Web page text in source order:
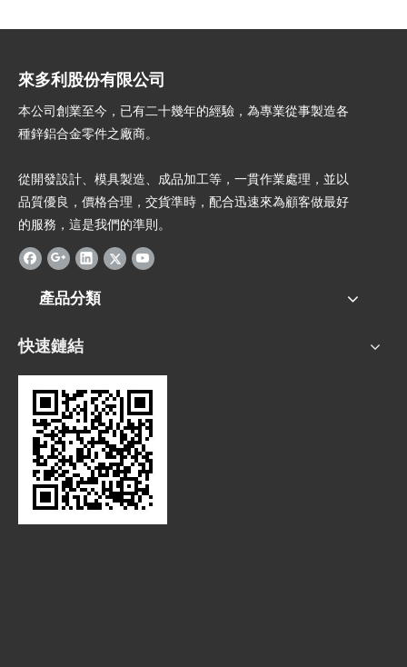
培訓人才，健全管理
重視安衛，勞資和諧
創新發展，永續經營
來多利股份有限公司
本公司創業至今，已有二十幾年的經驗，為專業從事製造各
種鋅鋁合金零件之廠商。
從開發設計、模具製造、成品加工等，一貫作業處理，並以
品質優良，價格合理，交貨準時，配合迅速來為顧客做最好
的服務，這是我們的準則。
產品分類
快速鏈結